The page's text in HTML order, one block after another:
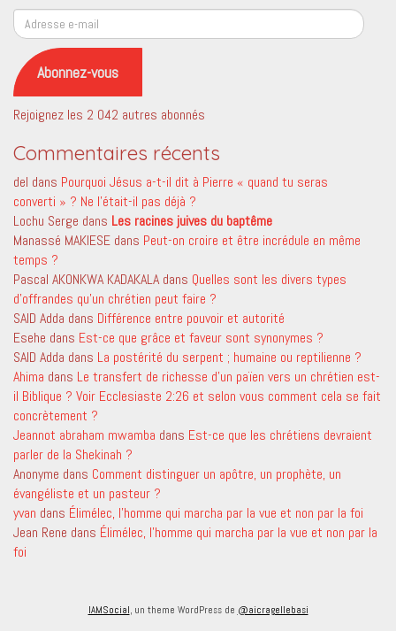
Adresse
e-
mail
Abonnez-vous
Rejoignez les 2 042 autres abonnés
Commentaires récents
del dans Pourquoi Jésus a-t-il dit à Pierre « quand tu seras
converti » ? Ne l’était-il pas déjà ?
Lochu Serge dans Les racines juives du baptême
Manassé MAKIESE dans Peut-on croire et être incrédule en même
temps ?
Pascal AKONKWA KADAKALA dans Quelles sont les divers types
d’offrandes qu’un chrétien peut faire ?
SAID Adda dans Différence entre pouvoir et autorité
Esehe dans Est-ce que grâce et faveur sont synonymes ?
SAID Adda dans La postérité du serpent ; humaine ou reptilienne ?
Ahima dans Le transfert de richesse d’un païen vers un chrétien est-
il Biblique ? Voir Ecclesiaste 2:26 et selon vous comment cela se fait
concrètement ?
Jeannot abraham mwamba dans Est-ce que les chrétiens devraient
parler de la Shekinah ?
Anonyme dans Comment distinguer un apôtre, un prophète, un
évangéliste et un pasteur ?
yvan dans Élimélec, l’homme qui marcha par la vue et non par la foi
Jean Rene dans Élimélec, l’homme qui marcha par la vue et non par la
foi
IAMSocial , un theme WordPress de @aicragellebasi